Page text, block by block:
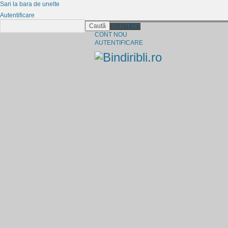
CINE SUNTEM?
CONT NOU
AUTENTIFICARE
Sari la bara de unelte
Autentificare
Caută